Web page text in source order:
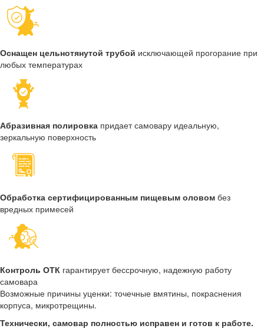
Оснащен цельнотянутой трубой исключающей прогорание при
любых температурах
Абразивная полировка придает самовару идеальную,
зеркальную поверхность
Обработка сертифицированным пищевым оловом без
вредных примесей
Контроль ОТК гарантирует бессрочную, надежную работу
самовара
Возможные причины уценки: точечные вмятины, покраснения
корпуса, микротрещины.
Технически, самовар полностью исправен и готов к работе.